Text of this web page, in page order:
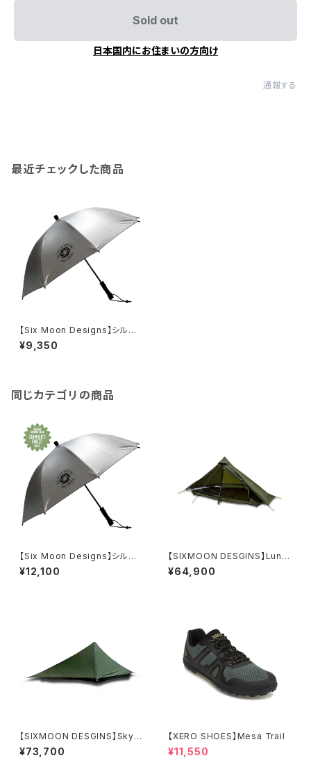
Sold out
日本国内にお住まいの方向け
通報する
最近チェックした商品
【Six Moon Designs】シルバ
ーシャドウ
¥9,350
同じカテゴリの商品
【Six Moon Designs】シルバ
ーシャドウ カーボン
¥12,100
【SIXMOON DESGINS】Lunar
Solo
¥64,900
【SIXMOON DESGINS】Skys
cape Trekker
¥73,700
【XERO SHOES】Mesa Trail
¥11,550